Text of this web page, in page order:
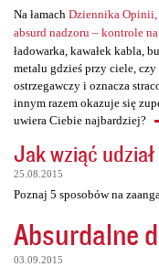
Na łamach Dziennika Opinii,
absurd nadzoru – kontrole
ładowarka, kawałek kabla,
metalu gdzieś przy ciele, czy
ostrzegawczy i oznacza
innym razem okazuje się
uwiera Ciebie najbardziej?
Jak wziąć
25.08.2015
Poznaj 5 sposobów na
Absurdalne
03.09.2015